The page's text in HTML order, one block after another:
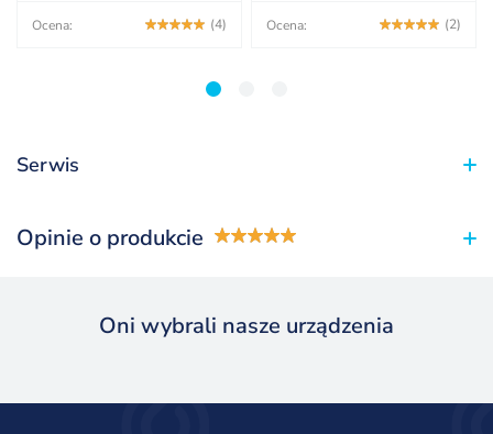
Ocena: (4) Ocena: (2)
1
Serwis
Opinie o produkcie
Oni wybrali nasze urządzenia